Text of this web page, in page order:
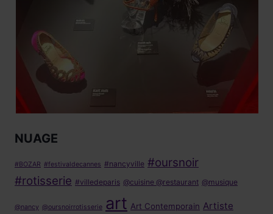
NUAGE
#BOZAR #festivaldecannes #nancyville #oursnoir
#rotisserie #villedeparis @cuisine @restaurant @musique
@nancy @oursnoirrotisserie art Art Contemporain Artiste